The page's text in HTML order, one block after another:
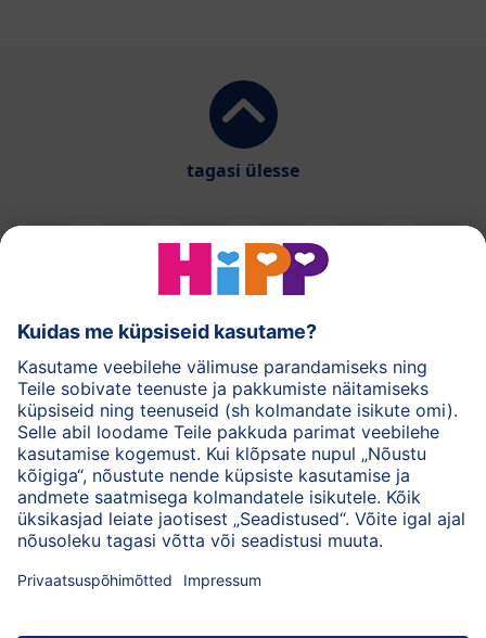
tagasi ülesse
HiPPi piimasegud
HiPPi imikutoidud
HiPPi nahahooldus
Privaatsuspõhimõtted
Kasutustingimused
Andmed
Ettevõttest HiPP Kontakt